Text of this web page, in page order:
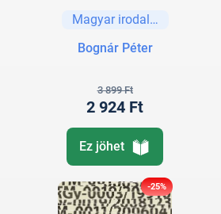
Magyar irodalom
Bognár Péter
3 899 Ft
2 924 Ft
Ez jöhet
-25%